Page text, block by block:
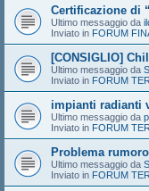
Certificazione di
Ultimo messaggio da
Inviato in FORUM
[CONSIGLIO]
Ultimo messaggio da
Inviato in FORUM
impianti radianti
Ultimo messaggio da
Inviato in FORUM
Problema
Ultimo messaggio da
Inviato in FORUM